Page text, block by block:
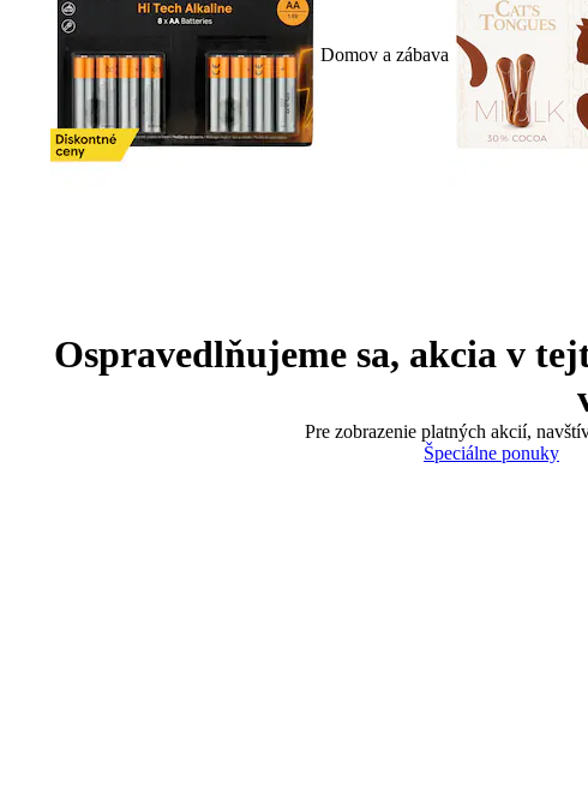
Domov a zábava
Ospravedlňujeme sa, akcia v
Pre zobrazenie platných akcií,
Špeciálne ponuky